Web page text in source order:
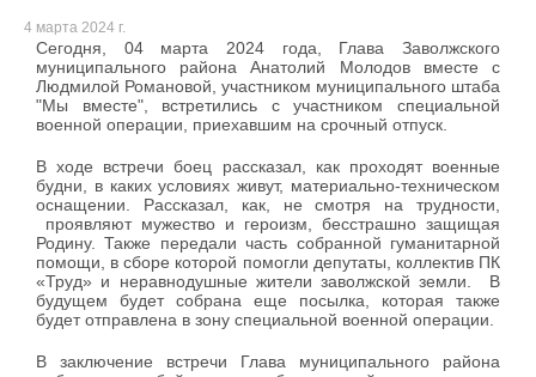
4 марта 2024 г.
Сегодня, 04 марта 2024 года, Глава Заволжского
муниципального района Анатолий Молодов вместе с
Людмилой Романовой, участником муниципального штаба
"Мы вместе", встретились с участником специальной
военной операции, приехавшим на срочный отпуск.
В ходе встречи боец рассказал, как проходят военные
будни, в каких условиях живут, материально-техническом
оснащении. Рассказал, как, не смотря на трудности,
проявляют мужество и героизм, бесстрашно защищая
Родину. Также передали часть собранной гуманитарной
помощи, в сборе которой помогли депутаты, коллектив ПК
«Труд» и неравнодушные жители заволжской земли. В
будущем будет собрана еще посылка, которая также
будет отправлена в зону специальной военной операции.
В заключение встречи Глава муниципального района